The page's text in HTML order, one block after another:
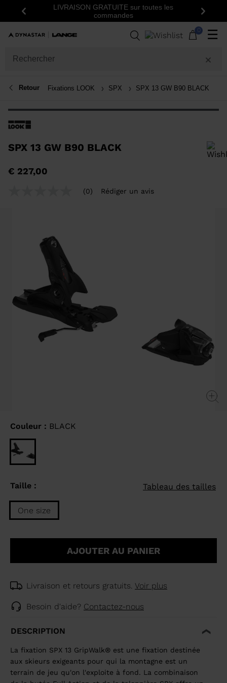
Précédent
LIVRAISON GRATUITE sur toutes les
commandes
0 ☰
Retour Fixations LOOK SPX SPX 13 GW B90 BLACK
SPX 13 GW B90 BLACK
taille
€ 227,00
(0) Rédiger un avis
Couleur : BLACK
Taille : Tableau des tailles
One size
Taille
AJOUTER AU PANIER
Livraison et retours gratuits. Voir plus
Besoin d'aide? Contactez-nous
DESCRIPTION
La fixation SPX 13 GripWalk® est une fixation destinée
aux skieurs exigeants pour qui la montagne est un
terrain de jeu qu'on l'exploite à fond. La combinaison